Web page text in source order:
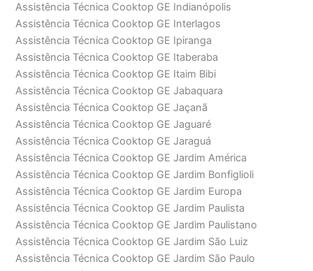
Assistência Técnica Cooktop GE Indianópolis
Assistência Técnica Cooktop GE Interlagos
Assistência Técnica Cooktop GE Ipiranga
Assistência Técnica Cooktop GE Itaberaba
Assistência Técnica Cooktop GE Itaim Bibi
Assistência Técnica Cooktop GE Jabaquara
Assistência Técnica Cooktop GE Jaçanã
Assistência Técnica Cooktop GE Jaguaré
Assistência Técnica Cooktop GE Jaraguá
Assistência Técnica Cooktop GE Jardim América
Assistência Técnica Cooktop GE Jardim Bonfiglioli
Assistência Técnica Cooktop GE Jardim Europa
Assistência Técnica Cooktop GE Jardim Paulista
Assistência Técnica Cooktop GE Jardim Paulistano
Assistência Técnica Cooktop GE Jardim São Luiz
Assistência Técnica Cooktop GE Jardim São Paulo